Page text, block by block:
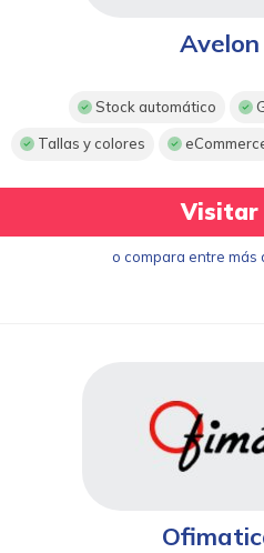
Stock automático
Tallas y colores
Visitar
o compara entre más